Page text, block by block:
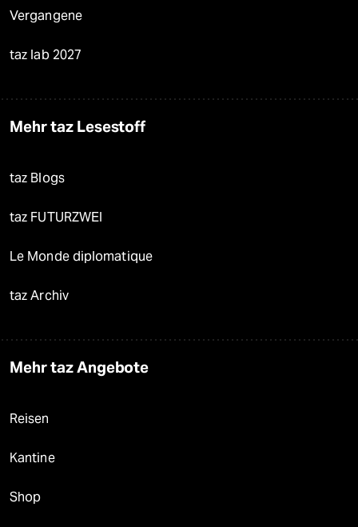
Vergangene
taz lab 2027
Mehr taz Lesestoff
taz Blogs
taz FUTURZWEI
Le Monde diplomatique
taz Archiv
Mehr taz Angebote
Reisen
Kantine
Shop